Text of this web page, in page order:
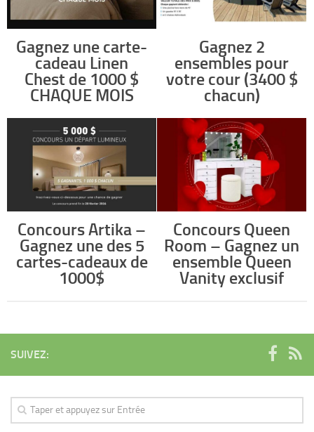
Gagnez une carte-
cadeau Linen
Chest de 1000 $
CHAQUE MOIS
Gagnez 2
ensembles pour
votre cour (3400 $
chacun)
Concours Artika –
Gagnez une des 5
cartes-cadeaux de
1000$
Concours Queen
Room – Gagnez un
ensemble Queen
Vanity exclusif
SUIVEZ: